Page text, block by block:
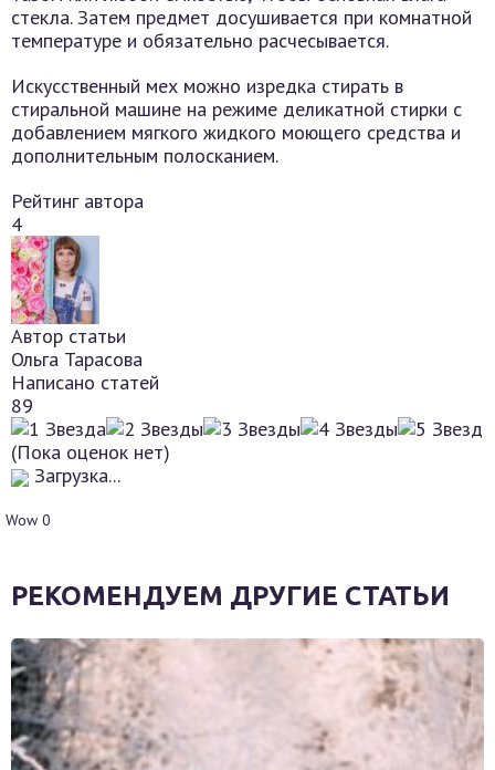
стекла. Затем предмет досушивается при комнатной
температуре и обязательно расчесывается.
Искусственный мех можно изредка стирать в
стиральной машине на режиме деликатной стирки с
добавлением мягкого жидкого моющего средства и
дополнительным полосканием.
Рейтинг автора
4
Автор статьи
Ольга Тарасова
Написано статей
89
(Пока оценок нет)
Загрузка...
Wow 0
РЕКОМЕНДУЕМ ДРУГИЕ СТАТЬИ